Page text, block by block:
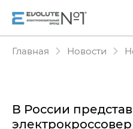
Главная Новости
В России
электрокроссовер